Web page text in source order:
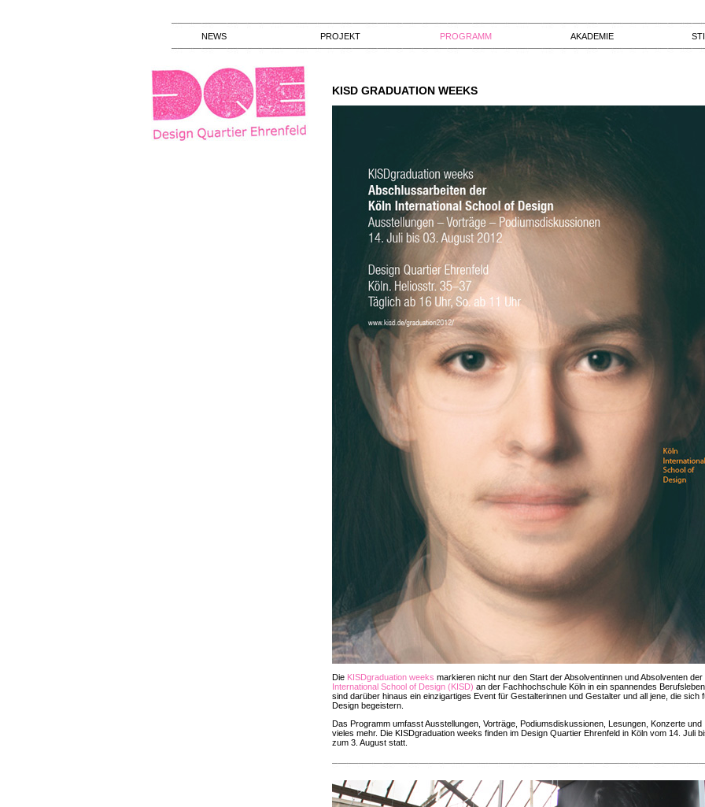
NEWS PROJEKT PROGRAMM AKADEMIE
KISD GRADUATION WEEKS
Die KISDgraduation weeks markieren nicht nur den Start der Absolventinnen und Absolventen der
International School of Design (KISD) an der Fachhochschule Köln in ein spannendes
sind darüber hinaus ein einzigartiges Event für Gestalterinnen und Gestalter und all jene, die sich
Design begeistern.
Das Programm umfasst Ausstellungen, Vorträge, Podiumsdiskussionen, Lesungen, Konzerte und
vieles mehr. Die KISDgraduation weeks finden im Design Quartier Ehrenfeld in Köln vom 14. Juli
zum 3. August statt.